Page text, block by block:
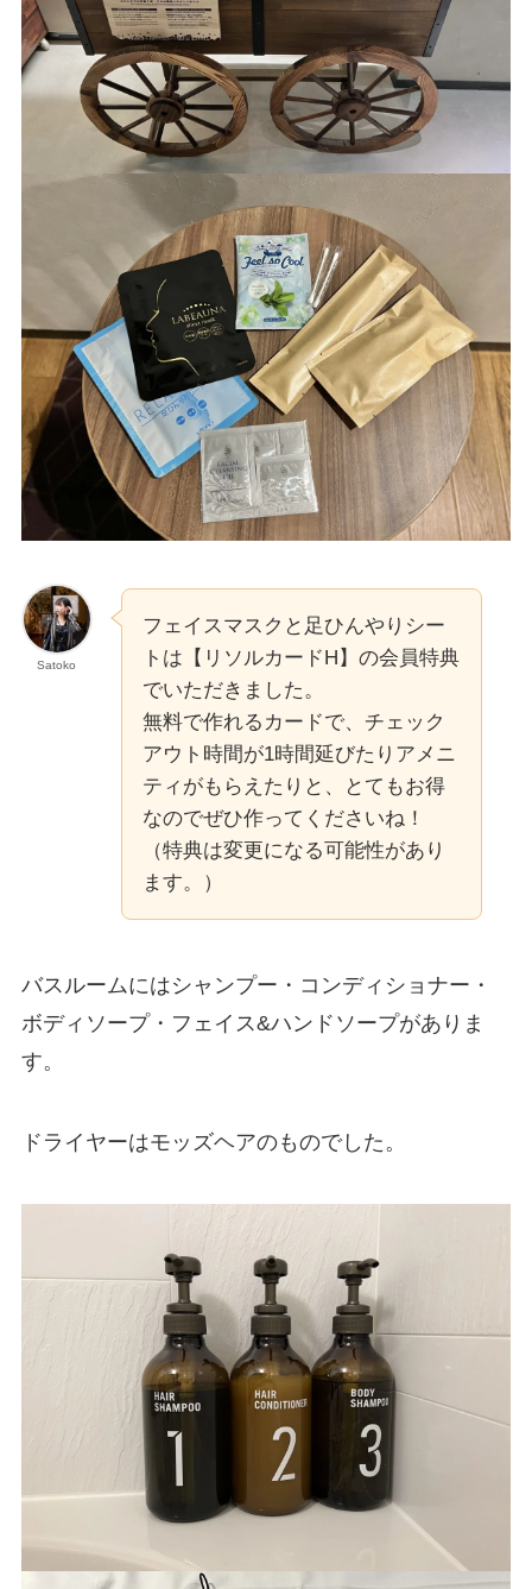
Satoko
フェイスマスクと足ひんやりシー
トは【リソルカードH】の会員特典
でいただきました。
無料で作れるカードで、チェック
アウト時間が1時間延びたりアメニ
ティがもらえたりと、とてもお得
なのでぜひ作ってくださいね！
（特典は変更になる可能性があり
ます。）
バスルームにはシャンプー・コンディショナー・
ボディソープ・フェイス&ハンドソープがありま
す。
ドライヤーはモッズヘアのものでした。